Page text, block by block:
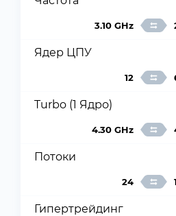
3.10 GHz
Ядер ЦПУ
12
Turbo (1 Ядро)
4.30 GHz
Потоки
24
Гипертрейдинг